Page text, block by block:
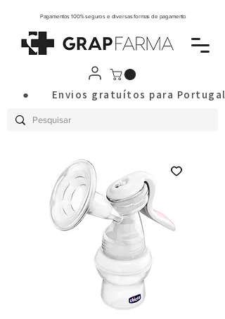
Pagamentos 100% seguros e diversas formas de pagamento
●       Envios gratuítos para